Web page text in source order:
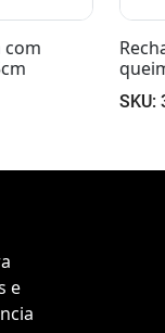
com
e